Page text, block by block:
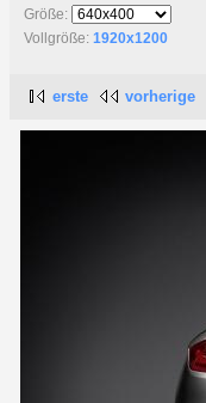
Größe:
Vollgröße: 1920x1200
erste vorherige